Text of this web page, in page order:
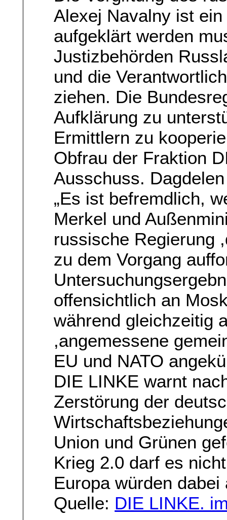
Alexej Navalny ist
aufgeklärt werden
Justizbehörden
und die
ziehen. Die
Aufklärung zu
Ermittlern zu
Obfrau der Fraktion
Ausschuss.
„Es ist befremdlich,
Merkel und
russische Regierung
zu dem Vorgang
offensichtlich an
während gleichzeitig
,angemessene
EU und NATO
DIE LINKE warnt
Zerstörung der
Union und Grünen
Krieg 2.0 darf es
Europa würden
Quelle: DIE LINKE.